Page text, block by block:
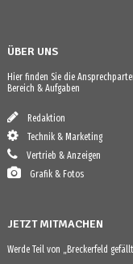
ÜBER UNS
Hier finden Sie die
Bereich & Aufgaben
Redaktion
Technik & Marketing
Vertrieb & Anzeigen
Grafik & Fotos
JETZT MITMACHEN
Werde Teil von „Breckerfeld